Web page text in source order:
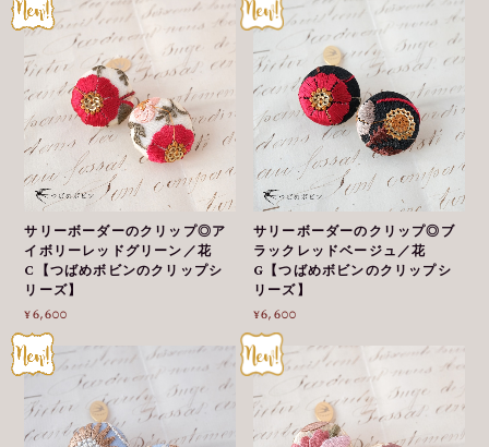
サリーボーダーのクリップ◎ア
イボリーレッドグリーン／花
C【つばめボビンのクリップシ
リーズ】
¥6,600
サリーボーダーのクリップ◎ブ
ラックレッドベージュ／花
G【つばめボビンのクリップシ
リーズ】
¥6,600